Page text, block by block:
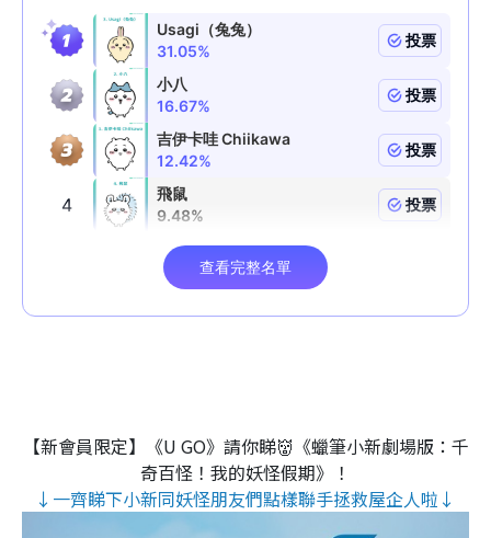
【新會員限定】《U GO》請你睇👹《蠟筆小新劇場版：千
奇百怪！我的妖怪假期》！
↓一齊睇下小新同妖怪朋友們點樣聯手拯救屋企人啦↓